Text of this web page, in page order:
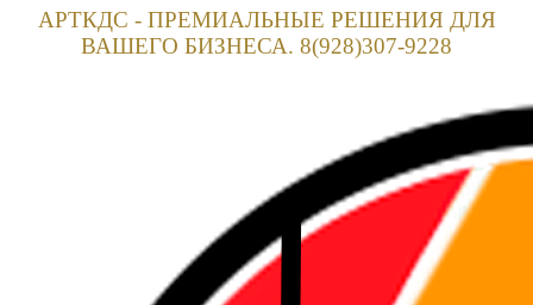
АРТКДС - ПРЕМИАЛЬНЫЕ РЕШЕНИЯ ДЛЯ
ВАШЕГО БИЗНЕСА. 8(928)307-9228